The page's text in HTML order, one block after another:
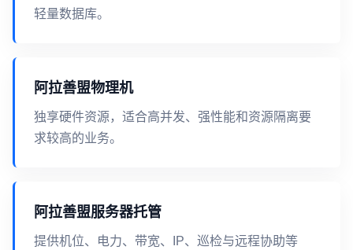
轻量数据库。
阿拉善盟物理机
独享硬件资源，适合高并发、强性能和资源隔离要
求较高的业务。
阿拉善盟服务器托管
提供机位、电力、带宽、IP、巡检与远程协助等